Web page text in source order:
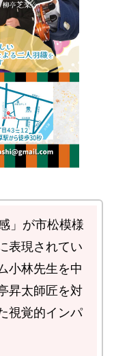
」が市松模様
表現されてい
小林先生を中
昇太師匠を対
視覚的インパ